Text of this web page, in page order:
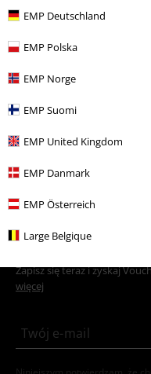
EMP Deutschland
EMP Polska
EMP Norge
EMP Suomi
EMP United Kingdom
EMP Danmark
EMP Österreich
Large Belgique
Więcej kategorii.
Motywy Gothic
Motywy Gothic
Wyprzedaż %
Wyprzedaż % Biżuteria
Nowości Biżuteria
Zapisz się teraz i zyskaj
więcej